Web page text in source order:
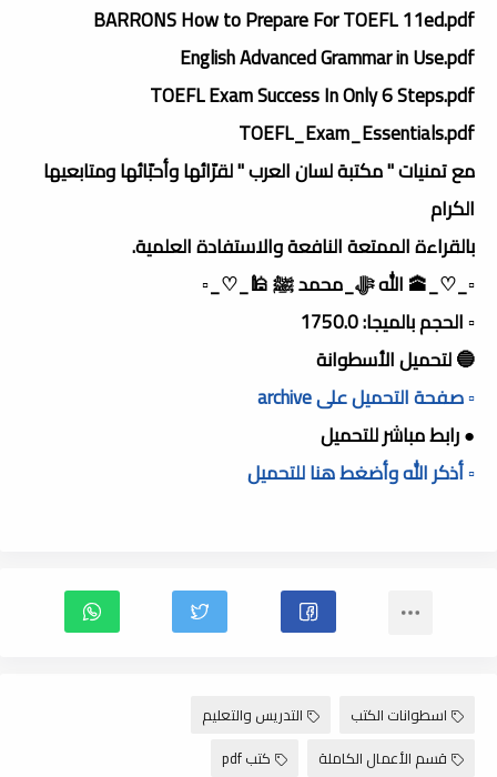
BARRONS How to Prepare For TOEFL 11ed.pdf
English Advanced Grammar in Use.pdf
TOEFL Exam Success In Only 6 Steps.pdf
TOEFL_Exam_Essentials.pdf
مع تمنيات " مكتبة لسان العرب " لقرّائها وأحبّائها ومتابعيها
الكرام
بالقراءة الممتعة النافعة والاستفادة العلمية.
▫️_♡_🕋 الله ﷻ_محمد ﷺ 🕌_♡_▫️
▫️ الحجم بالميجا: 1750.0
🔵 لتحميل الأسطوانة
▫️ صفحة التحميل على archive
● رابط مباشر للتحميل
▫️ أذكر الله وأضغط هنا للتحميل
اسطوانات الكتب
التدريس والتعليم
قسم الأعمال الكاملة
كتب pdf